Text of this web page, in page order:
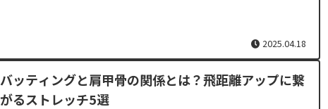
2025.04.18
バッティングと肩甲骨の関係とは？飛距離アップに繋
がるストレッチ5選